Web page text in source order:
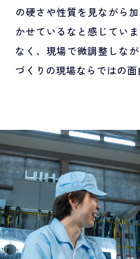
の硬さや性質を見ながら
かせているなと感じてい
なく、現場で微調整しな
づくりの現場ならではの面